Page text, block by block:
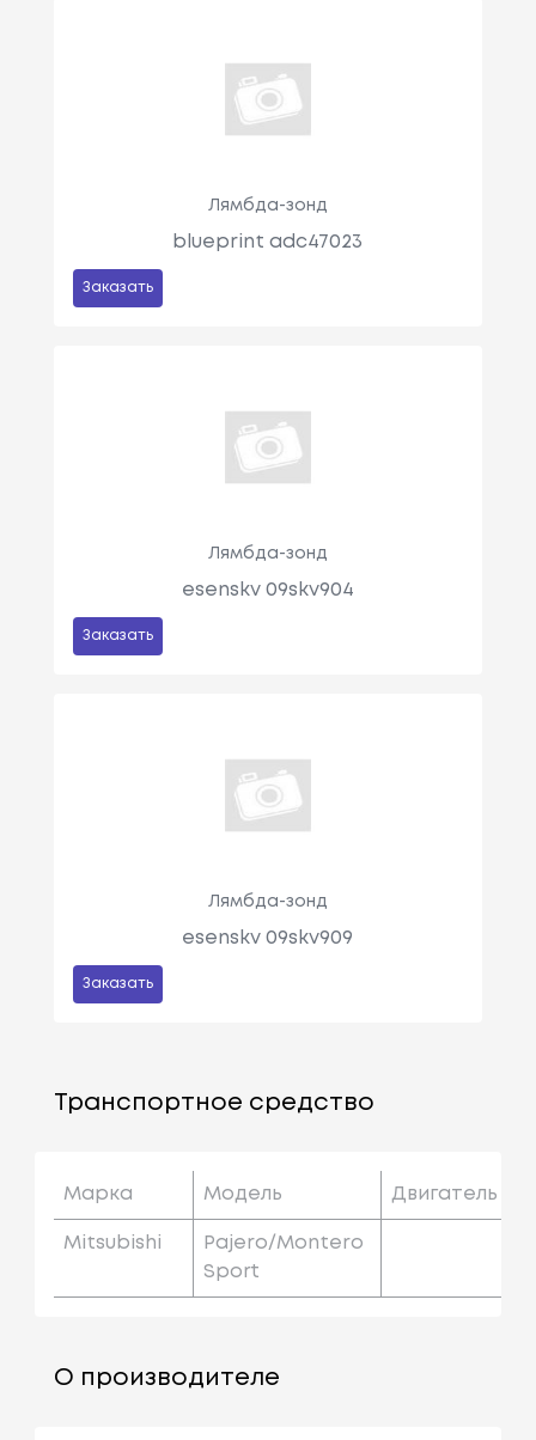
Лямбда-зонд
blueprint adc47023
Заказать
Лямбда-зонд
esenskv 09skv904
Заказать
Лямбда-зонд
esenskv 09skv909
Заказать
Транспортное средство
Марка Модель Двигатель
Mitsubishi
Pajero/montero
Sport
О производителе